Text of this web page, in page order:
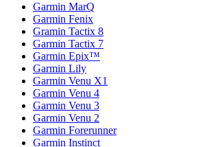
Garmin MarQ
Garmin Fenix
Gramin Tactix 8
Garmin Tactix 7
Garmin Epix™
Garmin Lily
Garmin Venu X1
Garmin Venu 4
Garmin Venu 3
Garmin Venu 2
Garmin Forerunner
Garmin Instinct